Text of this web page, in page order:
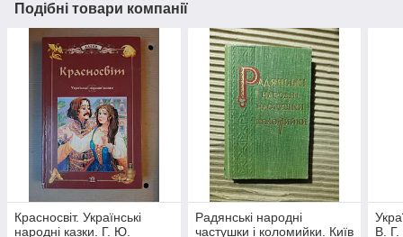
Подібні товари компанії
Красносвіт. Українські
народні казки. Г. Ю.
Радянські народні
частушки і коломийки. Київ
В. Г.